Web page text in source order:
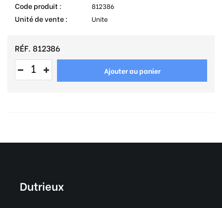
Code produit : 812386
Unité de vente : Unite
RÉF. 812386
Ajouter au panier
Dutrieux